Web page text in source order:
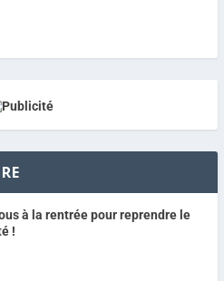
à la rentrée pour reprendre le
!